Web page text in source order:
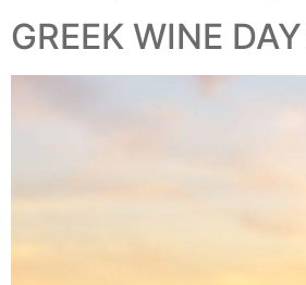
GREEK WINE